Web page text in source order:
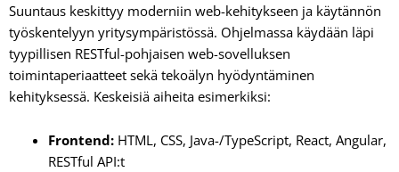
Suuntaus keskittyy moderniin web-kehitykseen ja käytännön
työskentelyyn yritysympäristössä. Ohjelmassa käydään läpi
tyypillisen RESTful-pohjaisen web-sovelluksen
toimintaperiaatteet sekä tekoälyn hyödyntäminen
kehityksessä. Keskeisiä aiheita esimerkiksi:
Frontend:HTML, CSS, Java-/TypeScript, React, Angular,
RESTful API:t